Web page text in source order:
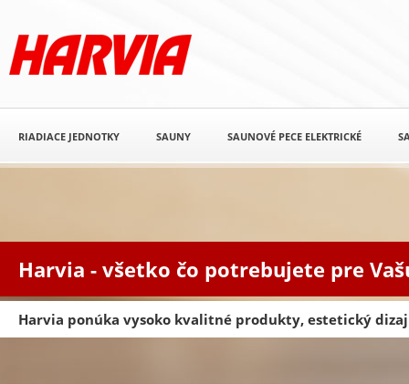
Harvia - všetko čo potrebujete pre
Harvia ponúka vysoko kvalitné produkty, estetický
RIADIACE JEDNOTKY SAUNY SAUNOVÉ PECE ELEKTRICKÉ